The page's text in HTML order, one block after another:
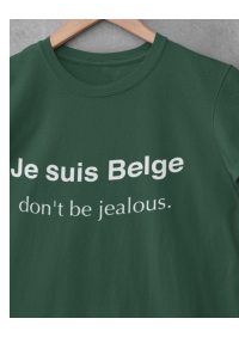
 Aperçu rapide